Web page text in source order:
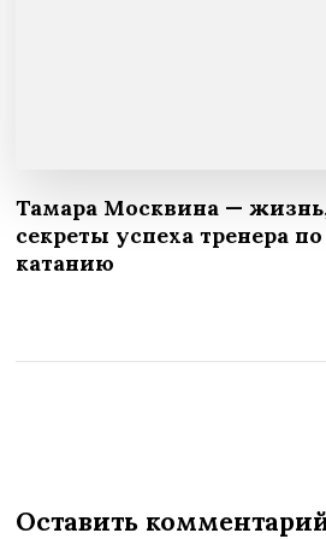
Тамара Москвина —
секреты успеха тренера
катанию
Оставить